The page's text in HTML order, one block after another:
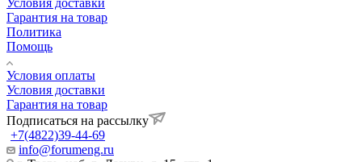
Гарантия на товар
Политика
Помощь
Условия оплаты
Условия доставки
Гарантия на товар
Подписаться на рассылку
+7(4822)39-44-69
info@forumeng.ru